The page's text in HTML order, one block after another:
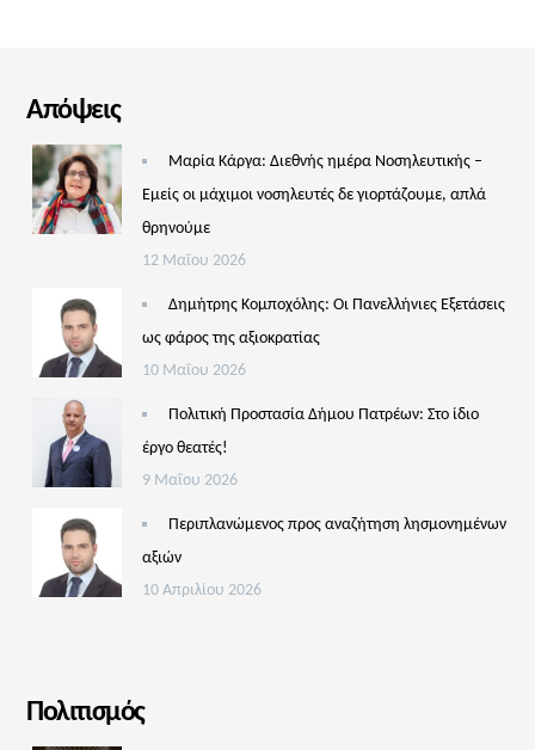
Απόψεις
Μαρία Κάργα: Διεθνής ημέρα Νοσηλευτικής –
Εμείς οι μάχιμοι νοσηλευτές δε γιορτάζουμε, απλά
θρηνούμε
12 Μαΐου 2026
Δημήτρης Κομποχόλης: Οι Πανελλήνιες Εξετάσεις
ως φάρος της αξιοκρατίας
10 Μαΐου 2026
Πολιτική Προστασία Δήμου Πατρέων: Στο ίδιο
έργο θεατές!
9 Μαΐου 2026
Περιπλανώμενος προς αναζήτηση λησμονημένων
αξιών
10 Απριλίου 2026
Πολιτισμός